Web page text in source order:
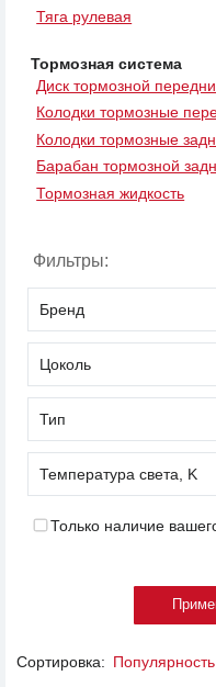
Тяга рулевая
Тормозная система
Диск тормозной
Колодки тормозные
Колодки тормозные
Барабан тормозной
Тормозная жидкость
Фильтры:
Бренд
Цоколь
Тип
Температура света, K
Только наличие
Сортировка: Популярность